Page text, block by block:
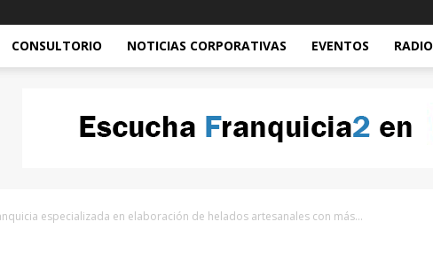
CONSULTORIO NOTICIAS CORPORATIVAS EVENTOS RADIO
especializada en elaboración de helados artesanales con más...